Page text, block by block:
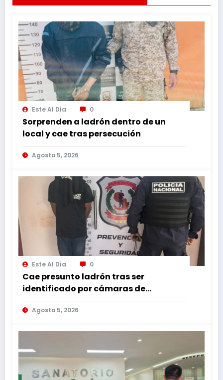
Este Al Día 0
Sorprenden a ladrón dentro de un
local y cae tras persecución
Agosto 5, 2026
Este Al Día 0
Cae presunto ladrón tras ser
identificado por cámaras de
seguridad
Agosto 5, 2026